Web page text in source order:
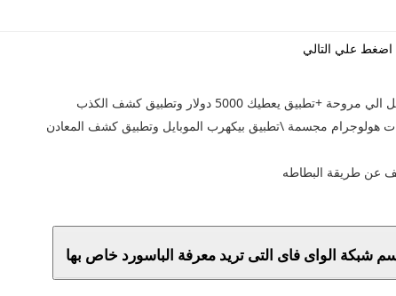
اضغط علي التالي
+تطبيق يعطيك 5000 دولار وتطبيق كشف الكذب
هولوجرام مجسمة \تطبيق بيكهرب الموبايل وتطبيق كشف المعادن
عن طريقة البطاطه
شبكة الواى فاى التى تريد معرفة الباسورد خاص بها